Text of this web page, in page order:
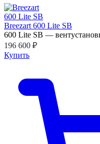
Breezart 600 Lite SB
600 Lite SB —
196 600 ₽
Купить